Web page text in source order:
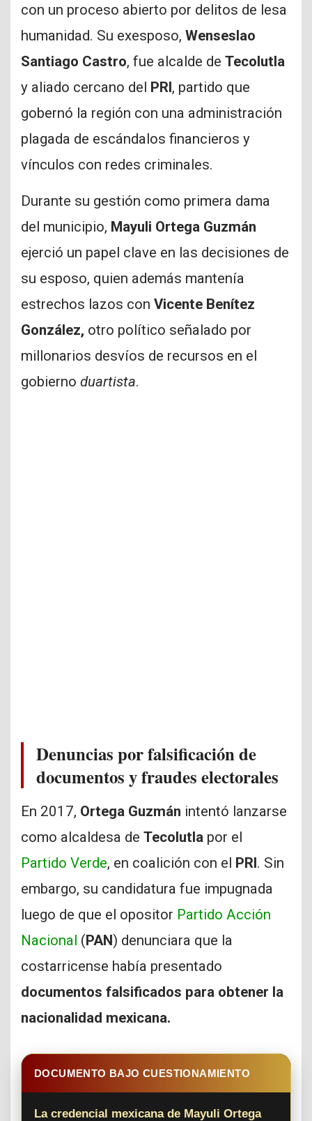
con un proceso abierto por delitos de lesa
humanidad. Su exesposo, Wenseslao
Santiago Castro, fue alcalde de Tecolutla
y aliado cercano del PRI, partido que
gobernó la región con una administración
plagada de escándalos financieros y
vínculos con redes criminales.
Durante su gestión como primera dama
del municipio, Mayuli Ortega Guzmán
ejerció un papel clave en las decisiones de
su esposo, quien además mantenía
estrechos lazos con Vicente Benítez
González, otro político señalado por
millonarios desvíos de recursos en el
gobierno duartista.
Denuncias por falsificación de
documentos y fraudes electorales
En 2017, Ortega Guzmán intentó lanzarse
como alcaldesa de Tecolutla por el
Partido Verde, en coalición con el PRI. Sin
embargo, su candidatura fue impugnada
luego de que el opositor Partido Acción
Nacional (PAN) denunciara que la
costarricense había presentado
documentos falsificados para obtener la
nacionalidad mexicana.
DOCUMENTO BAJO CUESTIONAMIENTO
La credencial mexicana de Mayuli Ortega